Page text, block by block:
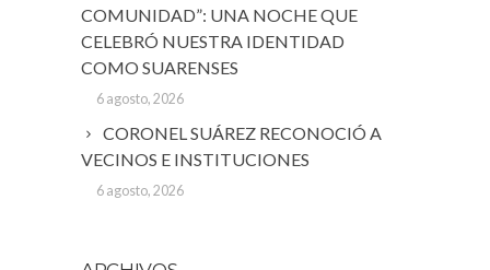
COMUNIDAD”: UNA NOCHE QUE
CELEBRÓ NUESTRA IDENTIDAD
COMO SUARENSES
6 agosto, 2026
CORONEL SUÁREZ RECONOCIÓ A
VECINOS E INSTITUCIONES
6 agosto, 2026